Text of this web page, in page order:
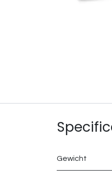
Gewicht